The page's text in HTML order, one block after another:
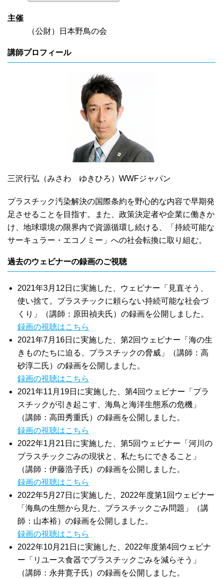
主催
（公財）日本野鳥の会
講師プロフィール
三沢行弘（みさわ ゆきひろ）WWFジャパン
プラスチック汚染解決の国際条約を野心的な内容で早期発
足させることを目指す。また、政策決定者や企業に働きか
け、地球環境の限界内で資源循環し続ける、「持続可能な
サーキュラー・エコノミー」への社会転換に取り組む。
過去のウェビナーの録画のご視聴
2021年3月12日に実施した、ウェビナー「見直そう、
使い捨て。プラスチックに頼らない持続可能な社会づ
くり」（講師：原田禎夫氏）の録画を公開しました。
録画の視聴はこちら
2021年7月16日に実施した、第2回ウェビナー「海の生
きものたちに迫る、プラスチックの脅威」（講師：高
砂淳二氏）の録画を公開しました。
録画の視聴はこちら
2021年11月19日に実施した、第4回ウェビナー「プラ
スチックが引き起こす、海鳥と海洋生態系の危機」
（講師：高田秀重氏）の録画を公開しました。
録画の視聴はこちら
2022年1月21日に実施した、第5回ウェビナー「河川の
プラスチックごみの現状と、私たちにできること」
（講師：伊藤浩子氏）の録画を公開しました。
録画の視聴はこちら
2022年5月27日に実施した、2022年度第1回ウェビナー
「海鳥の生態から見た、プラスチックごみ問題」（講
師：山本裕）の録画を公開しました。
録画の視聴はこちら
2022年10月21日に実施した、2022年度第4回ウェビナ
ー「リユース食器でプラスチックごみを減らそう」
（講師：永井寛子氏）の録画を公開しました。